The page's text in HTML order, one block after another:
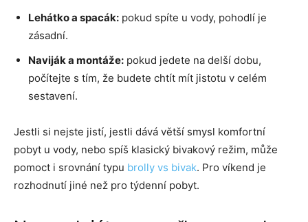
Lehátko a spacák: pokud spíte u vody, pohodlí je
zásadní.
Naviják a montáže: pokud jedete na delší dobu,
počítejte s tím, že budete chtít mít jistotu v celém
sestavení.
Jestli si nejste jistí, jestli dává větší smysl komfortní
pobyt u vody, nebo spíš klasický bivakový režim, může
pomoct i srovnání typu brolly vs bivak. Pro víkend je
rozhodnutí jiné než pro týdenní pobyt.